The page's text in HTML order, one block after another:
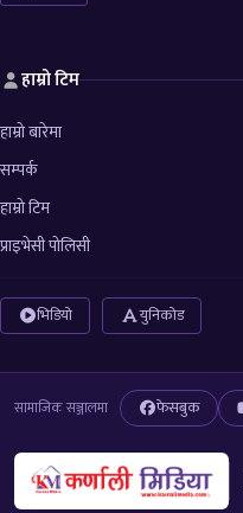
हाम्रो टिम
हाम्रो बारेमा
सम्पर्क
हाम्रो टिम
प्राइभेसी पोलिसी
भिडियो युनिकोड
सामाजिक सञ्जालमा फेसबुक